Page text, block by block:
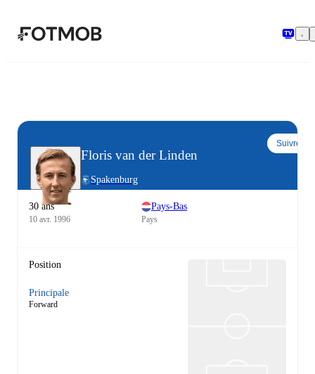
Floris van der Linden
Spakenburg
Suivre
30 ans
10 avr. 1996
Pays-Bas
Pays
Position
Principale
Forward